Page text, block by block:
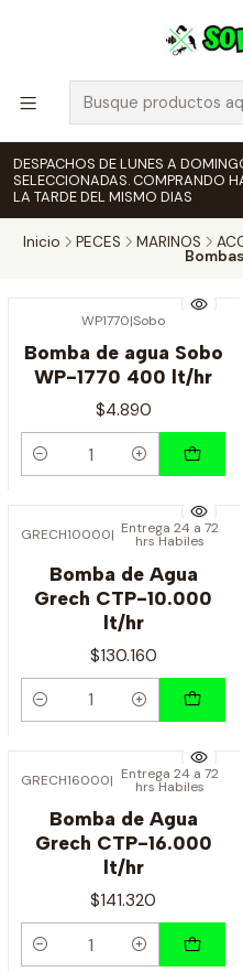
DESPACHOS DE LUNES A
SELECCIONADAS. COMPRANDO
LA TARDE DEL MISMO DIAS
Inicio PECES MARINOS
WP1770|Sobo
Bomba de agua Sobo
WP-1770 400 lt/hr
$4.890
Cantidad
GRECH10000| Entrega 24 a 72
hrs Habiles
Bomba de Agua
Grech CTP-10.000
lt/hr
$130.160
Cantidad
GRECH16000| Entrega 24 a 72
hrs Habiles
Bomba de Agua
Grech CTP-16.000
lt/hr
$141.320
Cantidad